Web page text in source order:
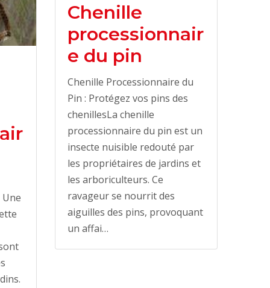
Chenille
processionnair
e du pin
Chenille Processionnaire du
Pin : Protégez vos pins des
chenillesLa chenille
processionnaire du pin est un
insecte nuisible redouté par
les propriétaires de jardins et
les arboriculteurs. Ce
ravageur se nourrit des
aiguilles des pins, provoquant
un affai…